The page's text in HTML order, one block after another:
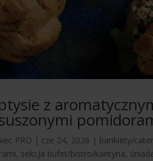
z
PRO | cze 24, 2026 | bankiety/
, sekcja bufet/bistro/kantyna,